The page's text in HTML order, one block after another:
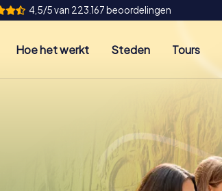
4,5/5 van 223.167 beoordelingen
Hoe het werkt Steden Tours